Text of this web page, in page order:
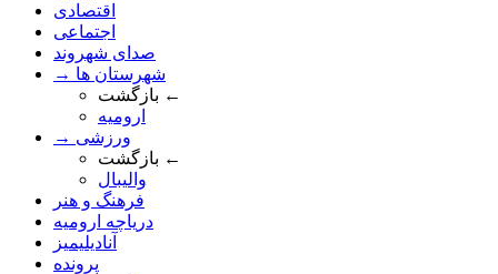
اقتصادی
اجتماعی
صدای شهروند
→ شهرستان ها
بازگشت ←
ارومیه
→ ورزشی
بازگشت ←
والیبال
فرهنگ و هنر
دریاچه ارومیه
آنادیلیمیز
پرونده